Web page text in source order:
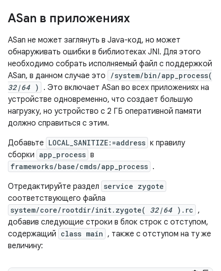
ASan в приложениях
ASan не может заглянуть в Java-код, но может
обнаруживать ошибки в библиотеках JNI. Для этого
необходимо собрать исполняемый файл с поддержкой
ASan, в данном случае это
/system/bin/app_process(
32|64 )
. Это включает ASan во всех приложениях на
устройстве одновременно, что создает большую
нагрузку, но устройство с 2 ГБ оперативной памяти
должно справиться с этим.
Добавьте LOCAL_SANITIZE:=address к правилу
сборки app_process в
frameworks/base/cmds/app_process .
Отредактируйте раздел service zygote
соответствующего файла
system/core/rootdir/init.zygote( 32|64 ).rc ,
добавив следующие строки в блок строк с отступом,
содержащий class main , также с отступом на ту же
величину: